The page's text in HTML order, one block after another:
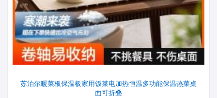
苏泊尔暖菜板保温板家用饭菜电加热恒温多功能保温热菜桌
面可折叠